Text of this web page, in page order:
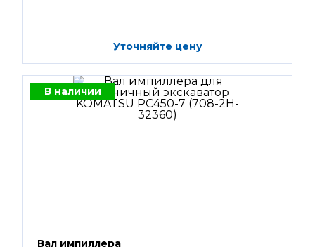
Уточняйте цену
В наличии
Вал импиллера